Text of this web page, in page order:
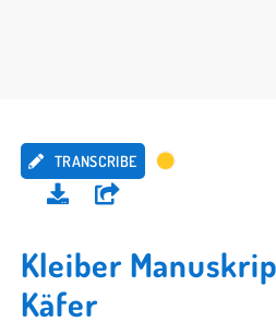
TRANSCRIBE
Kleiber
Käfer